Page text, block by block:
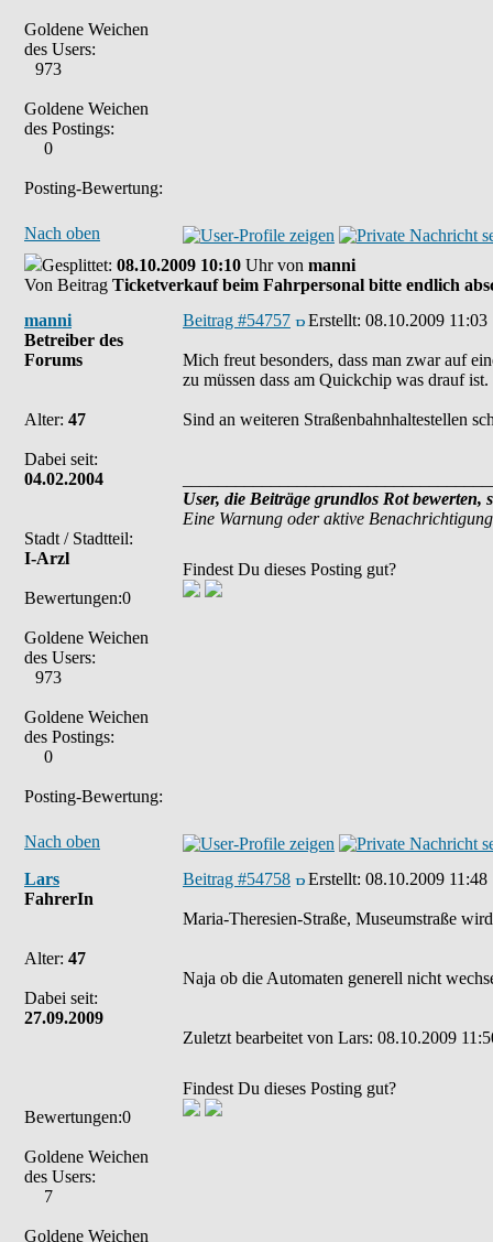
Goldene Weichen
des Users:
973
Goldene Weichen
des Postings:
0
Posting-Bewertung:
Nach oben
Gesplittet: 08.10.2009 10:10 Uhr von manni
Von Beitrag Ticketverkauf beim Fahrpersonal bitte endlich
manni
Betreiber des
Forums
Alter: 47
Dabei seit:
04.02.2004
Stadt / Stadtteil:
I-Arzl
Bewertungen:0
Goldene Weichen
des Users:
973
Goldene Weichen
des Postings:
0
Posting-Bewertung:
Beitrag #54757 Erstellt: 08.10.2009 11:03
Mich freut besonders, dass man zwar auf
zu müssen dass am Quickchip was drauf ist.
Sind an weiteren Straßenbahnhaltestellen
User, die Beiträge grundlos Rot
Eine Warnung oder aktive
Findest Du dieses Posting gut?
Nach oben
Lars
FahrerIn
Alter: 47
Dabei seit:
27.09.2009
Bewertungen:0
Goldene Weichen
des Users:
7
Goldene Weichen
Beitrag #54758 Erstellt: 08.10.2009 11:48
Maria-Theresien-Straße, Museumstraße
Naja ob die Automaten generell nicht
Zuletzt bearbeitet von Lars: 08.10.2009
Findest Du dieses Posting gut?